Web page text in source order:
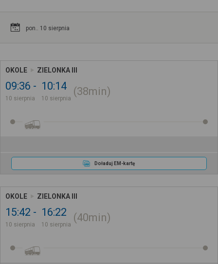
pon.. 10 sierpnia
OKOLE ZIELONKA III
09:36
10 sierpnia
10:14
10 sierpnia
38min
Doładuj EM-kartę
OKOLE ZIELONKA III
15:42
10 sierpnia
16:22
10 sierpnia
40min